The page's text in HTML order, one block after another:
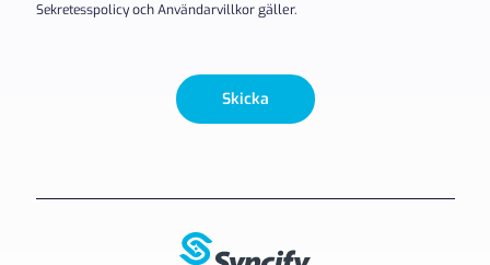
SekretesspolicyochAnvändarvillkorgäller.
Skicka